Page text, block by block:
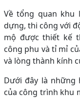
Về tổng quan khu
dựng, thi công với
mộ được thiết kế
công phu và tỉ mỉ
và lòng thành kính
Dưới đây là những
của công trình khu